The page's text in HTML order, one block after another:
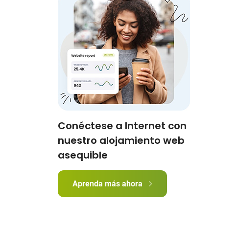
Conéctese a Internet con
nuestro alojamiento web
asequible
Aprenda más ahora